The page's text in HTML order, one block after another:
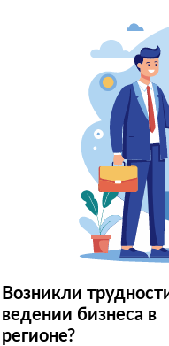
Возникли
ведении бизнеса в
регионе?